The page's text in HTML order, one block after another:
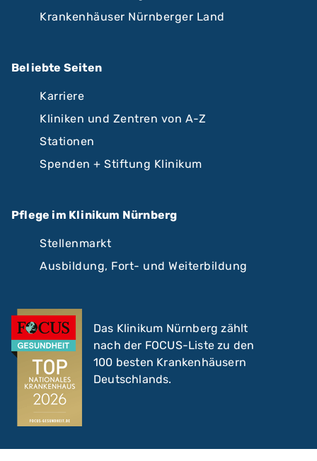
Krankenhäuser Nürnberger Land
Beliebte Seiten
Karriere
Kliniken und Zentren von A-Z
Stationen
Spenden + Stiftung Klinikum
Pflege im Klinikum Nürnberg
Stellenmarkt
Ausbildung, Fort- und Weiterbildung
Das Klinikum Nürnberg zählt
nach der FOCUS-Liste zu den
100 besten Krankenhäusern
Deutschlands.